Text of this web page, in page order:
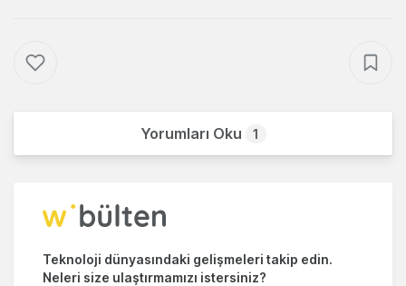
Yorumları Oku 1
Teknoloji dünyasındaki gelişmeleri takip edin.
Neleri size ulaştırmamızı istersiniz?